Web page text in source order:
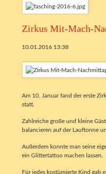
Zirkus Mit-Mach-
10.01.2016 13:38
Am 10. Januar fand der erste
statt.
Zahlreiche große und kleine
balancieren auf der Lauftonne
Außerdem konnte man seine
ein Glittertattoo machen lassen.
Für jedes kostümierte Kind gab